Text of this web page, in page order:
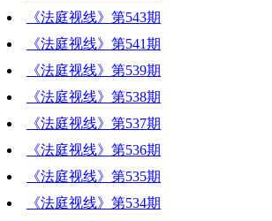
《法庭视线》第543期
《法庭视线》第541期
《法庭视线》第539期
《法庭视线》第538期
《法庭视线》第537期
《法庭视线》第536期
《法庭视线》第535期
《法庭视线》第534期